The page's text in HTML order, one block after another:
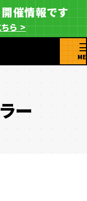
催情報です
ら >
ー